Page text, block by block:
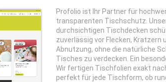
Profolio ist Ihr Partner für
transparenten Tischschutz.
durchsichtigen Tischdecken
zuverlässig vor Flecken, Kratzern
Abnutzung, ohne die natürliche
Tisches zu verdecken. Ein
Wir fertigen Tischfolien exakt
perfekt für jede Tischform, ob